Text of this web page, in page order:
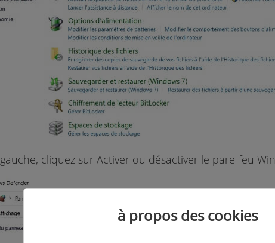
cliquez sur Activer ou désactiver le pare-feu
à propos des cookies